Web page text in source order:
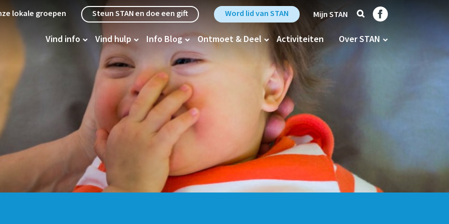
lokale groepen Steun STAN en doe een gift Word lid van STAN Mijn STAN Zoek Trefpunt Stan op
Vind info Vind hulp Info Blog Ontmoet & Deel Activiteiten Over STAN